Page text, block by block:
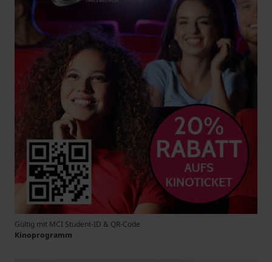
Gültig mit MCI Student-ID & QR-Code
Kinoprogramm